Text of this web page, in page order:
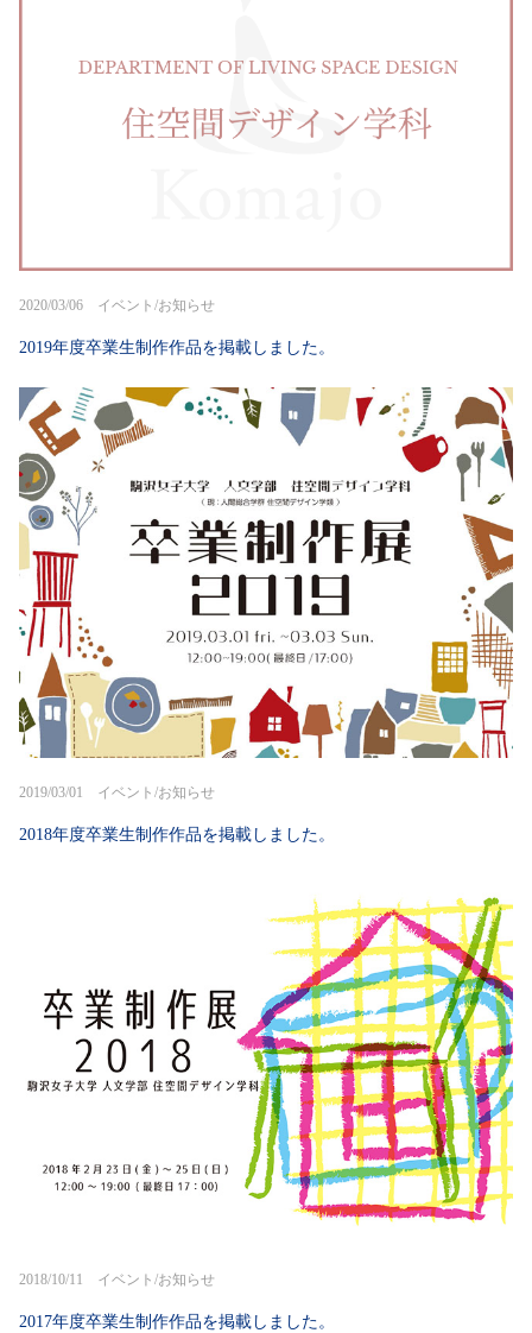
2020/03/06 イベント/お知らせ
2019年度卒業生制作作品を掲載しました。
2019/03/01 イベント/お知らせ
2018年度卒業生制作作品を掲載しました。
2018/10/11 イベント/お知らせ
2017年度卒業生制作作品を掲載しました。